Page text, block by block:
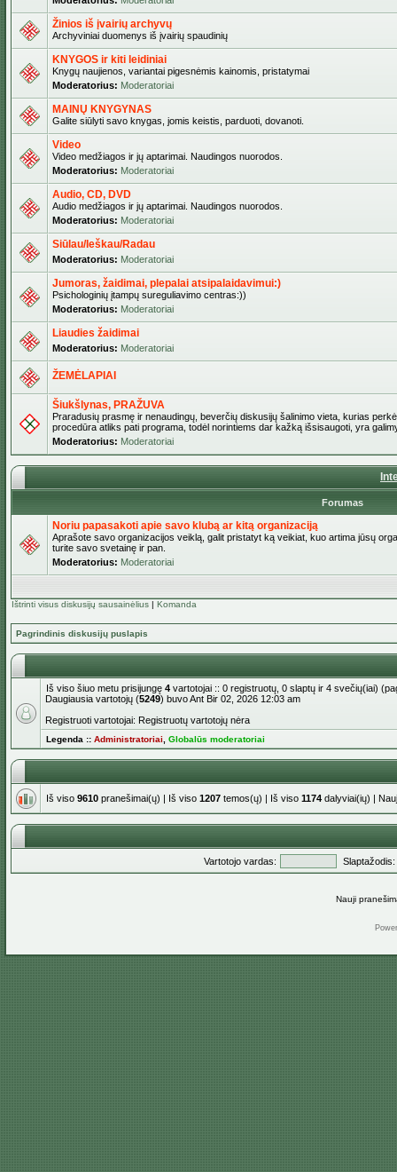
Žinios iš įvairių archyvų
Archyviniai duomenys iš įvairių spaudinių
KNYGOS ir kiti leidiniai
Knygų naujienos, variantai pigesnėmis kainomis, pristatymai
Moderatorius: Moderatoriai
MAINŲ KNYGYNAS
Galite siūlyti savo knygas, jomis keistis, parduoti, dovanoti.
Video
Video medžiagos ir jų aptarimai. Naudingos nuorodos.
Moderatorius: Moderatoriai
Audio, CD, DVD
Audio medžiagos ir jų aptarimai. Naudingos nuorodos.
Moderatorius: Moderatoriai
Siūlau/Ieškau/Radau
Moderatorius: Moderatoriai
Jumoras, žaidimai, plepalai atsipalaidavimui:)
Psichologinių įtampų sureguliavimo centras:))
Moderatorius: Moderatoriai
Liaudies žaidimai
Moderatorius: Moderatoriai
ŽEMĖLAPIAI
Šiukšlynas, PRAŽUVA
Praradusių prasmę ir nenaudingų, beverčių diskusijų šalinimo vieta, kurias
procedūra atliks pati programa, todėl norintiems dar kažką išsisaugoti, yra
Moderatorius: Moderatoriai
Forumas
Noriu papasakoti apie savo klubą ar kitą organizaciją
Aprašote savo organizacijos veiklą, galit pristatyt ką veikiat, kuo artima jūsų
turite savo svetainę ir pan.
Moderatorius: Moderatoriai
Ištrinti visus diskusijų sausainėlius | Komanda
Pagrindinis diskusijų puslapis
Iš viso šiuo metu prisijungę 4 vartotojai :: 0 registruotų, 0 slaptų ir 4 svečių(iai)
Daugiausia vartotojų (5249) buvo Ant Bir 02, 2026 12:03 am
Registruoti vartotojai: Registruotų vartotojų nėra
Legenda :: Administratoriai Globalūs moderatoriai
Iš viso 9610 pranešimai(ų) | Iš viso 1207 temos(ų) | Iš viso 1174 dalyviai(ių) |
Vartotojo vardas: Slaptažodis:
Nauji